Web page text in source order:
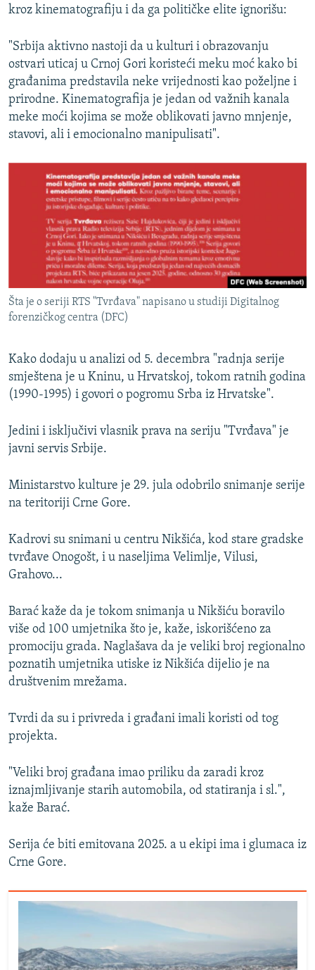
kroz kinematografiju i da ga političke elite ignorišu:
"Srbija aktivno nastoji da u kulturi i obrazovanju
ostvari uticaj u Crnoj Gori koristeći meku moć kako bi
građanima predstavila neke vrijednosti kao poželjne i
prirodne. Kinematografija je jedan od važnih kanala
meke moći kojima se može oblikovati javno mnjenje,
stavovi, ali i emocionalno manipulisati".
Šta je o seriji RTS "Tvrđava" napisano u studiji Digitalnog
forenzičkog centra (DFC)
Kako dodaju u analizi od 5. decembra "radnja serije
smještena je u Kninu, u Hrvatskoj, tokom ratnih godina
(1990-1995) i govori o pogromu Srba iz Hrvatske".
Jedini i isključivi vlasnik prava na seriju "Tvrđava" je
javni servis Srbije.
Ministarstvo kulture je 29. jula odobrilo snimanje serije
na teritoriji Crne Gore.
Kadrovi su snimani u centru Nikšića, kod stare gradske
tvrđave Onogošt, i u naseljima Velimlje, Vilusi,
Grahovo...
Barać kaže da je tokom snimanja u Nikšiću boravilo
više od 100 umjetnika što je, kaže, iskorišćeno za
promociju grada. Naglašava da je veliki broj regionalno
poznatih umjetnika utiske iz Nikšića dijelio je na
društvenim mrežama.
Tvrdi da su i privreda i građani imali koristi od tog
projekta.
"Veliki broj građana imao priliku da zaradi kroz
iznajmljivanje starih automobila, od statiranja i sl.",
kaže Barać.
Serija će biti emitovana 2025. a u ekipi ima i glumaca iz
Crne Gore.